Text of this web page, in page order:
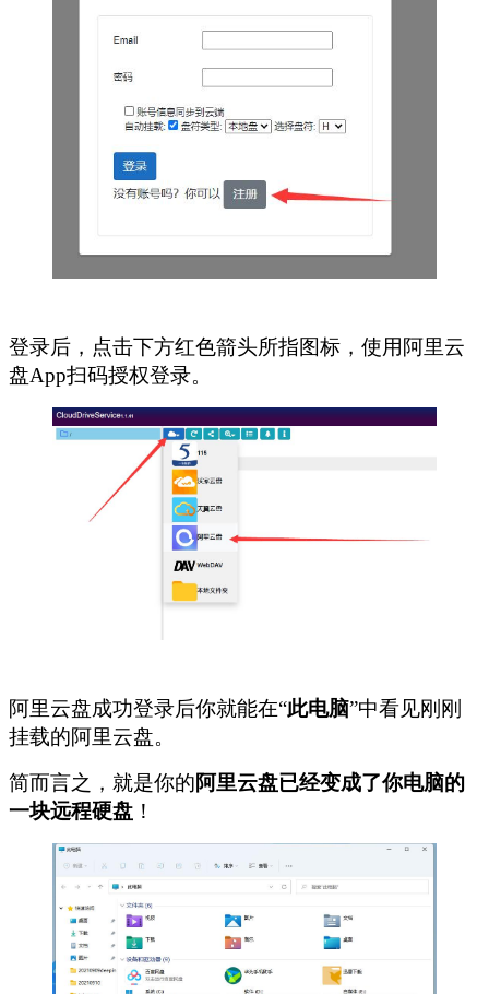
登录后，点击下方红色箭头所指图标，使用阿里云
盘App扫码授权登录。
阿里云盘成功登录后你就能在“此电脑”中看见刚刚
挂载的阿里云盘。
简而言之，就是你的阿里云盘已经变成了你电脑的
一块远程硬盘 ！